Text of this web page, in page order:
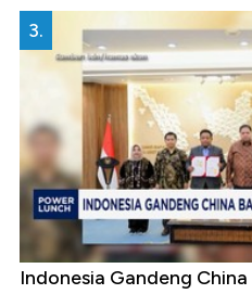
3.
Indonesia Gandeng